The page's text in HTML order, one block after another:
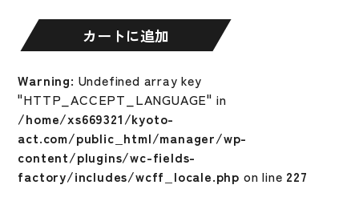
ブ
両
フ
ラ
ン
ク
リ
ン
カートに追加
Warning: Undefined array key
"HTTP_ACCEPT_LANGUAGE" in
/home/xs669321/kyoto-
act.com/public_html/manager/wp-
content/plugins/wc-fields-
factory/includes/wcff_locale.php on line 227